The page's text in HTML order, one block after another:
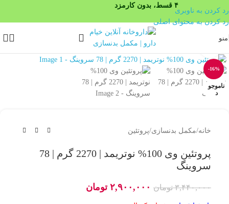
۴ قسط، بدون کارمزد
رد کردن به ناوبری
رد کردن به محتوای اصلی
منو
-16%
ناموجو
د
بزرگنمایی تصویر
خانه/مکمل بدنسازی/پروتئین
پروتئین وی 100% نوتریمد | 2270 گرم | 78
سروینگ
۳,۴۴۰,۰۰۰ تومان ۲,۹۰۰,۰۰۰ تومان